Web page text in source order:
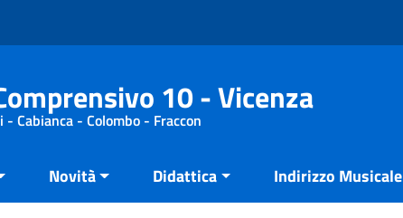
10 - Vicenza
Cabianca - Colombo - Fraccon
Novità Didattica Indirizzo Musicale